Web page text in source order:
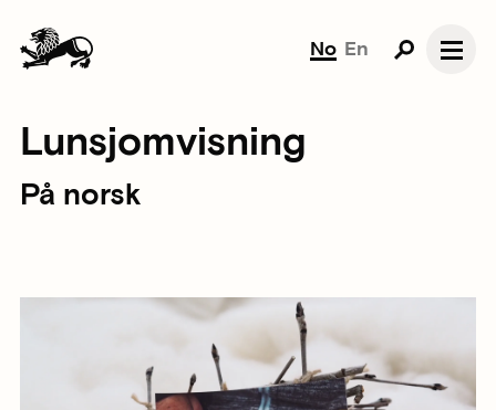
No En
Lunsjomvisning
På norsk